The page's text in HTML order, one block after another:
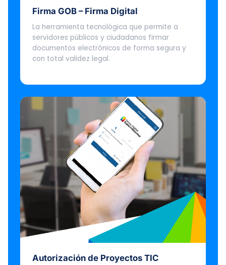
Firma GOB – Firma Digital
La herramienta tecnológica que permite a
servidores públicos y ciudadanos firmar
documentos electrónicos de forma segura y
con total validez legal.
Autorización de Proyectos TIC